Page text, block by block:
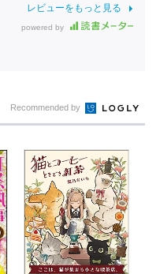
レビューをもっと見る
powered by
Recommended by